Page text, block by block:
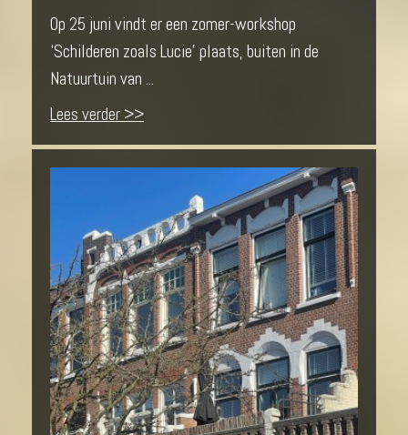
Op 25 juni vindt er een zomer-workshop
‘Schilderen zoals Lucie’ plaats, buiten in de
Natuurtuin van ...
Lees verder >>